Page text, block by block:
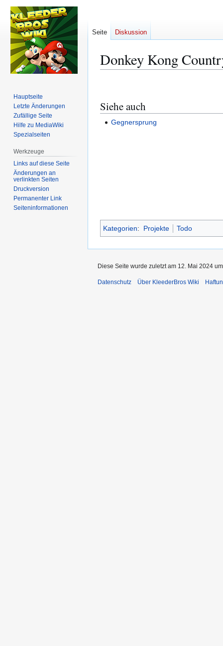
Donkey Kong
springen
springen
Siehe auch
Gegnersprung
Kategorien: Projekte Todo
Seite Diskussion
Hauptseite
Letzte Änderungen
Zufällige Seite
Hilfe zu MediaWiki
Spezialseiten
Werkzeuge
Links auf diese Seite
Änderungen an
verlinkten Seiten
Druckversion
Permanenter Link
Seiten­­informationen
Diese Seite wurde zuletzt am 12. Mai 2024
Datenschutz Über KleederBros Wiki